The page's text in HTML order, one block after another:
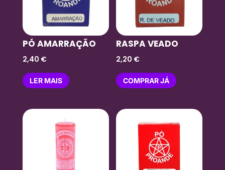
PÓ AMARRAÇÃO
2,40 €
LER MAIS
RASPA VEADO
2,20 €
COMPRAR JÁ